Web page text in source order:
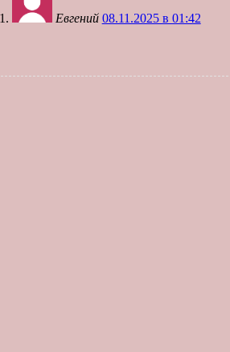
Евгений 08.11.2025 в 01:42